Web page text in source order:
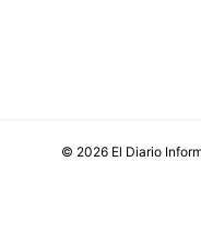
© 2026 El Diario